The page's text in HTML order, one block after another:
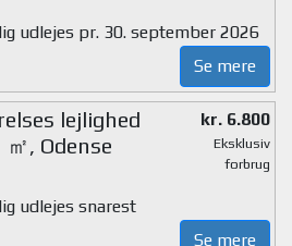
udlejes pr. 30. september 2026
Se mere
lejlighed
㎡, Odense
kr. 6.800
Eksklusiv
forbrug
udlejes snarest
Se mere